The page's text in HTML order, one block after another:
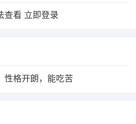
查看 立即登录
性格开朗，能吃苦